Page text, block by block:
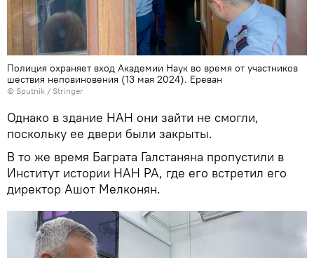
Полиция охраняет вход Академии Наук во время от участников
шествия неповиновения (13 мая 2024). Еревaн
© Sputnik / Stringer
Однако в здание НАН они зайти не смогли,
поскольку ее двери были закрыты.
В то же время Баграта Галстаняна пропустили в
Институт истории НАН РА, где его встретил его
директор Ашот Мелконян.